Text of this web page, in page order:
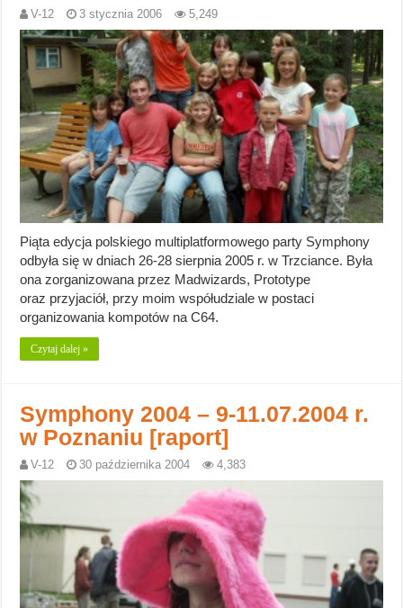
V-12 3 stycznia 2006 5,249
Piąta edycja polskiego multiplatformowego party Symphony
odbyła się w dniach 26-28 sierpnia 2005 r. w Trzciance. Była
ona zorganizowana przez Madwizards, Prototype
oraz przyjaciół, przy moim współudziale w postaci
organizowania kompotów na C64.
Czytaj dalej »
Symphony 2004 – 9-11.07.2004 r.
w Poznaniu [raport]
V-12 30 października 2004 4,383